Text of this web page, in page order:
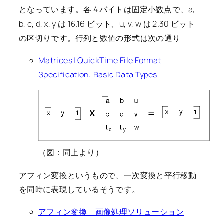
となっています。各 4 バイトは固定小数点で、a,
b, c, d, x, y は 16.16 ビット、u, v, w は 2.30 ビット
の区切りです。行列と数値の形式は次の通り：
Matrices | QuickTime File Format
Specification: Basic Data Types
（図：同上より）
アフィン変換というもので、一次変換と平行移動
を同時に表現しているそうです。
アフィン変換 画像処理ソリューション